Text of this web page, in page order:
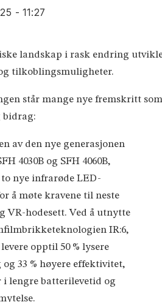
- 11:27
landskap i rask endring
tilkoblingsmuligheter.
står mange nye fremskritt
bidrag:
av den nye generasjonen
4030B og SFH 4060B,
nye infrarøde LED-
å møte kravene til neste
VR-hodesett. Ved å utnytte
IR:6,
opptil 50 % lysere
33 % høyere effektivitet,
i lengre batterilevetid og